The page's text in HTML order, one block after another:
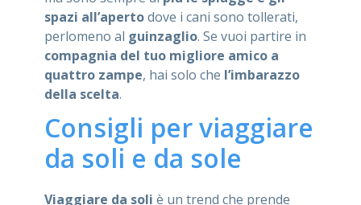
spazi all’apertodove i cani sono tollerati,
perlomeno al guinzaglio. Se vuoi partire in
compagnia del tuo migliore amico a
quattro zampe, hai solo che l’imbarazzo
della scelta.
Consigli per viaggiare
da soli e da sole
Viaggiare da soli è un trend che prende